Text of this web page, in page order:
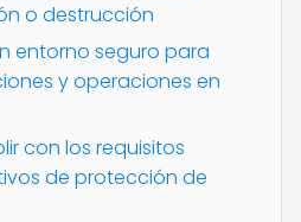
o destrucción
entorno seguro para
y operaciones en
con los requisitos
de protección de